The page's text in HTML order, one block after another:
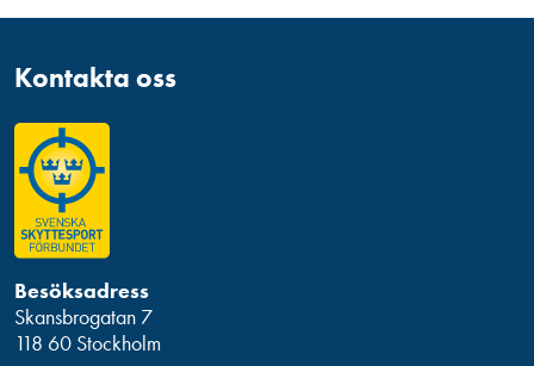
Kontakta oss
Besöksadress
Skansbrogatan 7
118 60 Stockholm